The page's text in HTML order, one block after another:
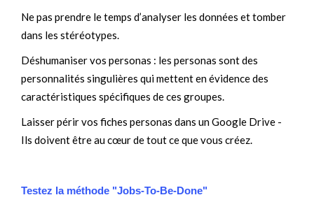
Ne pas prendre le temps d’analyser les données et tomber
dans les stéréotypes.
Déshumaniser vos personas : les personas sont des
personnalités singulières qui mettent en évidence des
caractéristiques spécifiques de ces groupes.
Laisser périr vos fiches personas dans un Google Drive -
Ils doivent être au cœur de tout ce que vous créez.
Testez la méthode "Jobs-To-Be-Done"